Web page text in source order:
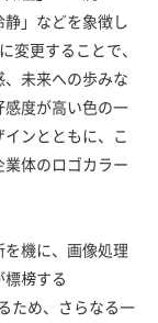
」などを象徴し
更することで、
未来への歩みな
度が高い色の一
ンとともに、こ
体のロゴカラー
機に、画像処理
榜する
ため、さらなる一